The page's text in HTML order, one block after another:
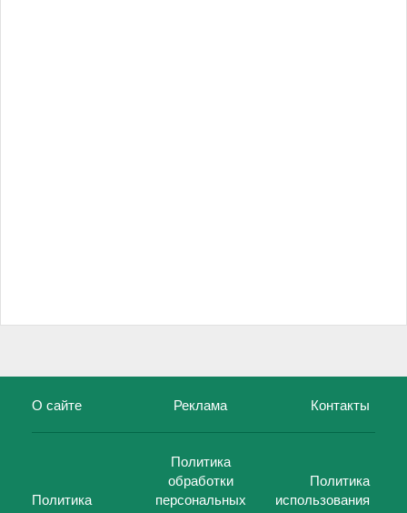
О сайте Реклама Контакты
Политика
Политика
обработки
персональных
Политика
использования